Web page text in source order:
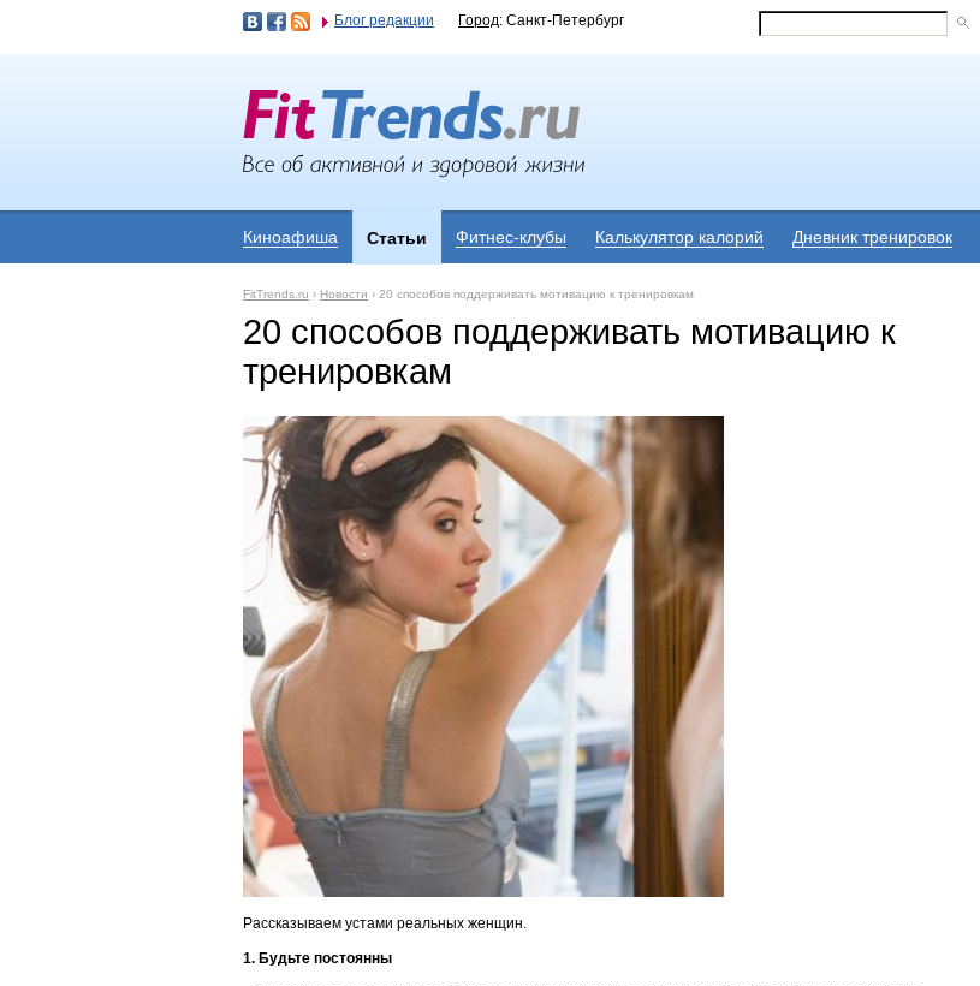
Блог редакции Город: Санкт-Петербург
Киноафиша Статьи Фитнес-клубы Калькулятор калорий Дневник тренировок
FitTrends.ru › Новости › 20 способов поддерживать мотивацию к тренировкам
20 способов поддерживать мотивацию к
тренировкам
Рассказываем устами реальных женщин.
1. Будьте постоянны